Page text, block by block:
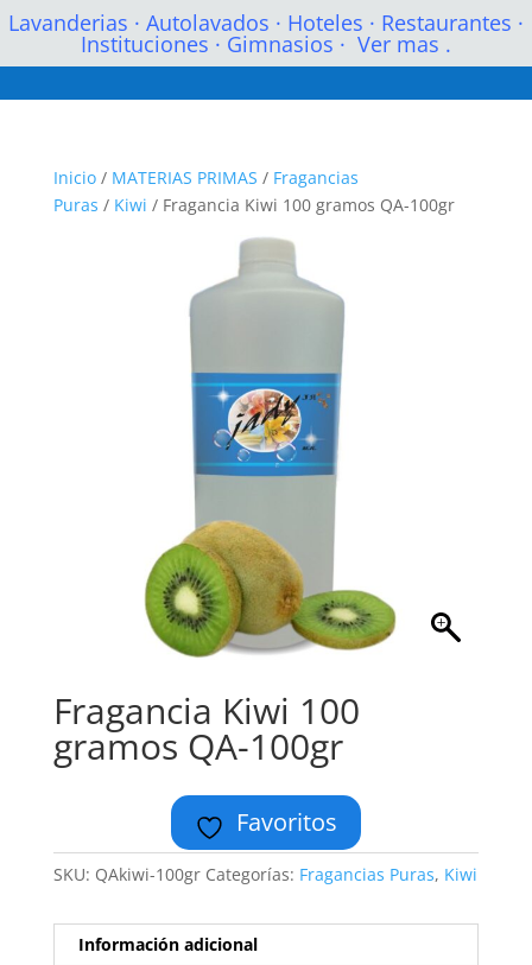
Lavanderias · Autolavados · Hoteles · Restaurantes ·
Instituciones · Gimnasios · Ver mas .
Inicio/ MATERIAS PRIMAS / Fragancias
Puras / Kiwi / Fragancia Kiwi 100 gramos QA-100gr
Fragancia Kiwi 100
gramos QA-100gr
Favoritos
SKU: QAkiwi-100gr Categorías: Fragancias Puras, Kiwi
Información adicional